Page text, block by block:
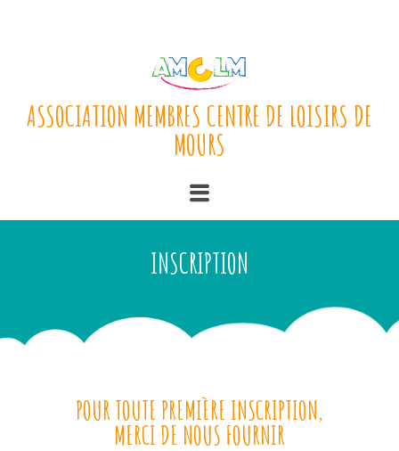
ASSOCIATION MEMBRES CENTRE DE LOISIRS DE
MOURS
INSCRIPTION
POUR TOUTE PREMIÈRE INSCRIPTION,
MERCI DE NOUS FOURNIR